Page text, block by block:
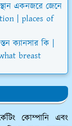
একনজরে জেনে
| places of
ক্যানসার কি |
breast
কোম্পানি এবং